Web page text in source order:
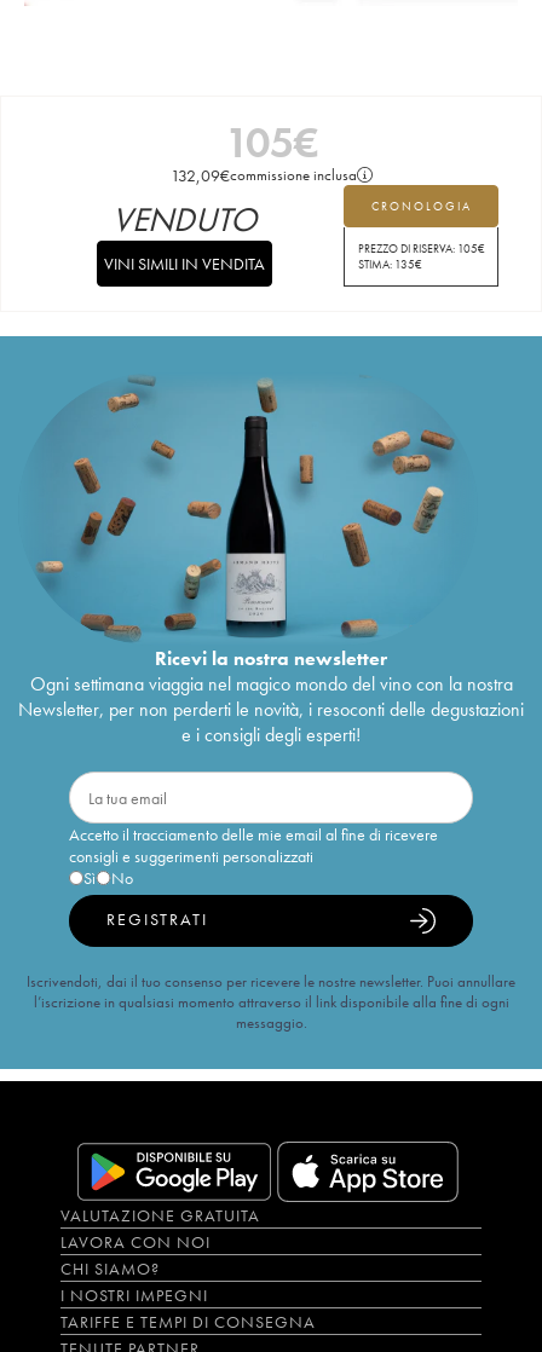
105€
132,09€commissione inclusa
CRONOLOGIA
PREZZO DI RISERVA: 105€
STIMA: 135€
VENDUTO
VINI SIMILI IN VENDITA
Ricevi la nostra newsletter
Ogni settimana viaggia nel magico mondo del vino con la nostra
Newsletter, per non perderti le novità, i resoconti delle degustazioni
e i consigli degli esperti!
Accetto il tracciamento delle mie email al fine di ricevere
consigli e suggerimenti personalizzati
Sì
No
REGISTRATI
Iscrivendoti, dai il tuo consenso per ricevere le nostre newsletter. Puoi annullare
l’iscrizione in qualsiasi momento attraverso il link disponibile alla fine di ogni
messaggio.
VALUTAZIONE GRATUITA
LAVORA CON NOI
CHI SIAMO?
I NOSTRI IMPEGNI
TARIFFE E TEMPI DI CONSEGNA